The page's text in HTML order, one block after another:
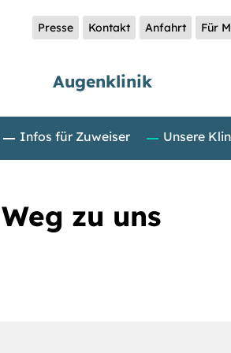
Presse Kontakt Anfahrt Für
Augenklinik
Infos für Zuweiser Unsere
zu uns